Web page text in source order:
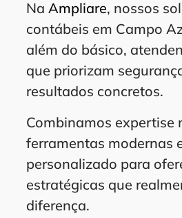
Na Ampliare, nossos
contábeis em Campo
além do básico,
que priorizam
resultados concretos.
Combinamos expertise
ferramentas modernas
personalizado para
estratégicas que
diferença.